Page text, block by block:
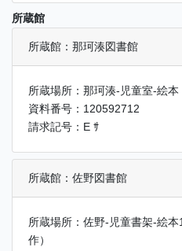
所蔵館
所蔵館：那珂湊図書館
所蔵場所：那珂湊-児童室-絵本
資料番号：120592712
請求記号：E ｻ
所蔵館：佐野図書館
所蔵場所：佐野-児童書架-絵本
作）